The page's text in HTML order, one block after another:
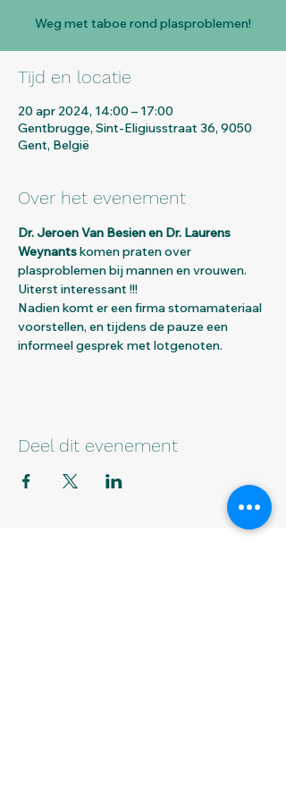
Weg met taboe rond plasproblemen!
Tijd en locatie
20 apr 2024, 14:00 – 17:00
Gentbrugge, Sint-Eligiusstraat 36, 9050
Gent, België
Over het evenement
Dr. Jeroen Van Besien en Dr. Laurens
Weynants komen praten over
plasproblemen bij mannen en vrouwen.
Uiterst interessant !!!
Nadien komt er een firma stomamateriaal
voorstellen, en tijdens de pauze een
informeel gesprek met lotgenoten.
Deel dit evenement